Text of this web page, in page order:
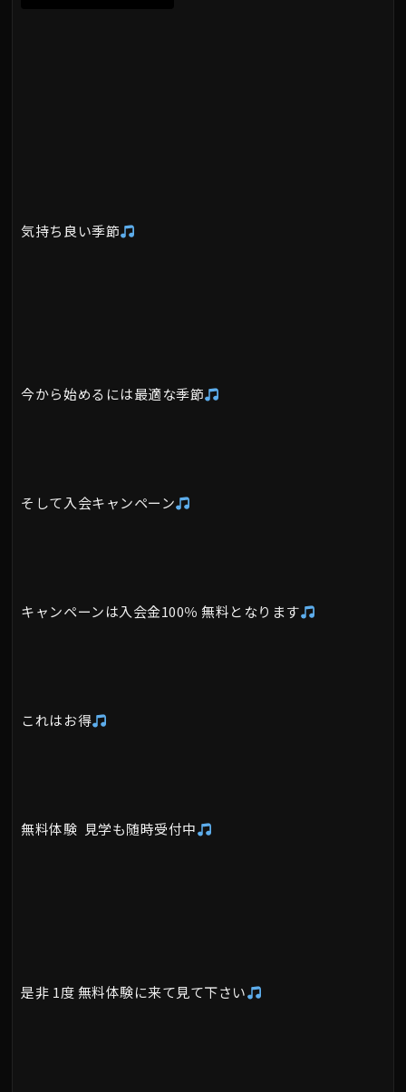
気持ち良い季節
今から始めるには最適な季節
そして入会キャンペーン
キャンペーンは入会金100％ 無料となります
これはお得
無料体験 見学も随時受付中
是非 1度 無料体験に来て見て下さい